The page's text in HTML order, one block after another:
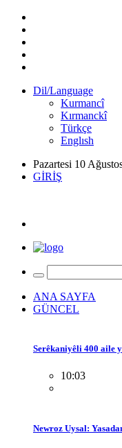
Dil/Language
Kurmancî
Kırmanckî
Türkçe
Englısh
Pazartesi 10
GİRİŞ
ANA SAYFA
GÜNCEL
Serêkaniyêli 400 aile
10:03
Newroz Uysal: